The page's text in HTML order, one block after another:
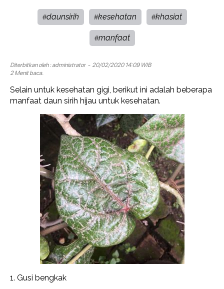
#daunsirih #kesehatan #khasiat
#manfaat
Diterbitkan oleh : administrator- 20/02/2020 14:09 WIB
2 Menit baca.
Selain untuk kesehatan gigi, berikut ini adalah beberapa
manfaat daun sirih hijau untuk kesehatan.
1. Gusi bengkak